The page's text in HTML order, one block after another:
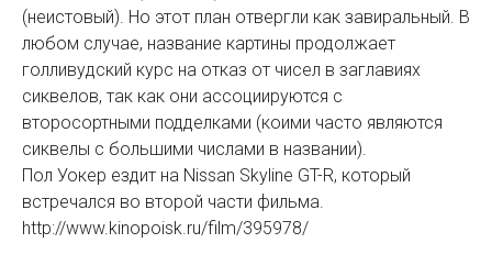
(неистовый). Но этот план отвергли как завиральный. В
любом случае, название картины продолжает
голливудский курс на отказ от чисел в заглавиях
сиквелов, так как они ассоциируются с
второсортными подделками (коими часто являются
сиквелы с большими числами в названии).
Пол Уокер ездит на Nissan Skyline GT-R, который
встречался во второй части фильма.
http://www.kinopoisk.ru/film/395978/